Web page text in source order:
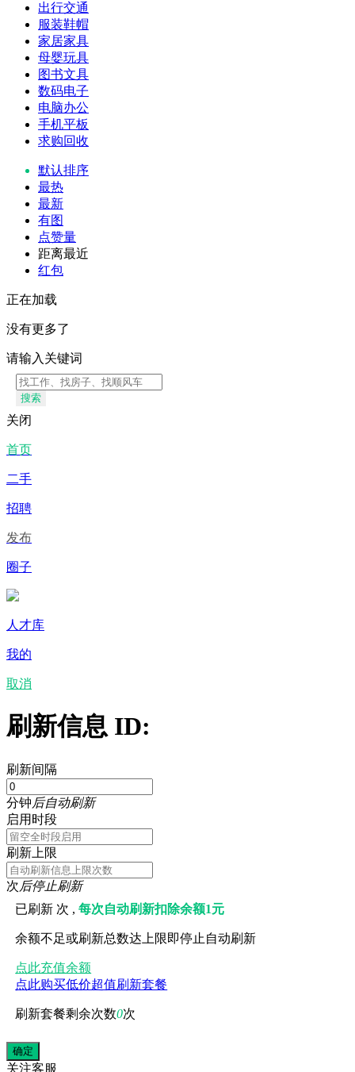
出行交通
服装鞋帽
家居家具
母婴玩具
图书文具
数码电子
电脑办公
手机平板
求购回收
默认排序
最热
最新
有图
点赞量
距离最近
红包
正在加载
没有更多了
请输入关键词
搜索
关闭
首页
二手
招聘
发布
圈子
人才库
我的
取消
刷新信息 ID:
刷新间隔
分钟后自动刷新
启用时段
刷新上限
次后停止刷新
已刷新 次 ,每次自动刷新扣除余额1元
余额不足或刷新总数达上限即停止自动刷新
点此充值余额
点此购买低价超值刷新套餐
刷新套餐剩余次数0次
关注客服